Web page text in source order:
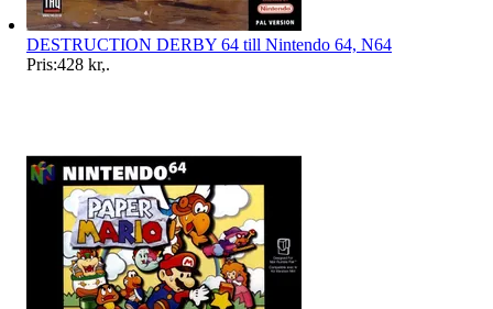
DESTRUCTION DERBY 64 till Nintendo 64, N64
Pris:428 kr,.